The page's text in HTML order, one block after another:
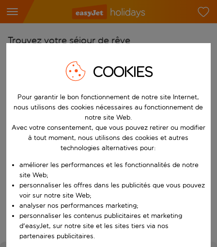
Trouvez votre séjour de rêve
Choisissez votre aéroport
Commencez à taper pour la saisie automatique. Lorsque les
Choisissez votre destination
Vers
Choisissez vos dates
Quand
Qui
Rechercher
COOKIES
Pour garantir le bon fonctionnement de notre site Internet,
nous utilisons des cookies nécessaires au fonctionnement de
notre site Web.
Avec votre consentement, que vous pouvez retirer ou modifier
à tout moment, nous utilisons des cookies et autres
technologies alternatives pour:
améliorer les performances et les fonctionnalités de notre
site Web;
personnaliser les offres dans les publicités que vous pouvez
voir sur notre site Web;
analyser nos performances marketing;
personnaliser les contenus publicitaires et marketing
d'easyJet, sur notre site et les sites tiers via nos
partenaires publicitaires.